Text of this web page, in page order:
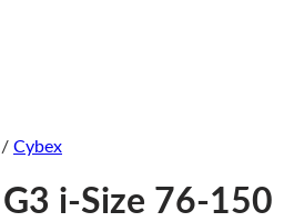
/ Cybex
i-Size 76-150